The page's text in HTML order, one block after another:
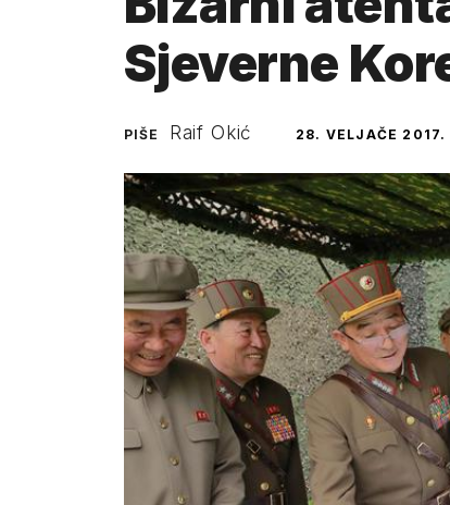
Sjeverne
PIŠE Raif Okić 28. VELJAČE 2017.